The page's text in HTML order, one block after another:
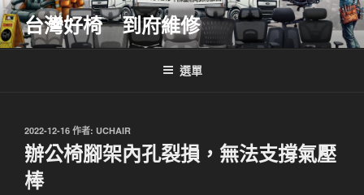
跳
至
主
台灣好椅 到府維修
選單
發
佈
於
2022-12-16 作者: UCHAIR
辦公椅腳架內孔裂損，無法支撐氣壓
棒